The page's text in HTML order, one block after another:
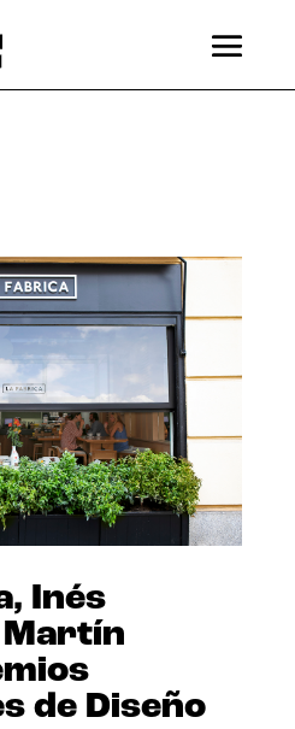
Inés
Martín
de Diseño